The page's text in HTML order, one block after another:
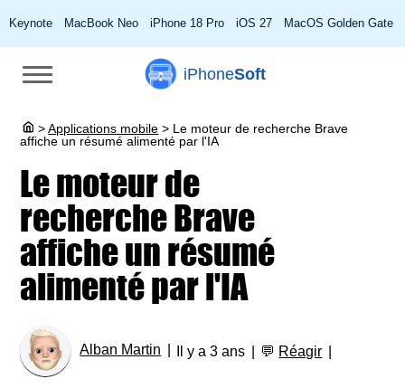
Keynote MacBook Neo iPhone 18 Pro iOS 27 MacOS Golden Gate
iPhoneSoft
> Applications mobile > Le moteur de recherche Brave
affiche un résumé alimenté par l'IA
Le moteur de
recherche Brave
affiche un résumé
alimenté par l'IA
Alban Martin Il y a 3 ans 💬 Réagir